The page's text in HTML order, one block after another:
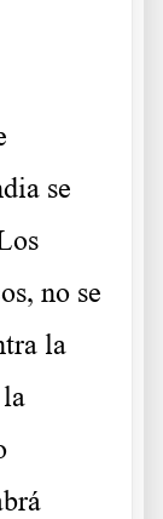
se
no se
la